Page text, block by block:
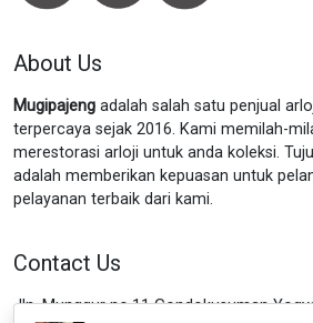
About Us
Mugipajeng adalah salah satu penjual
terpercaya sejak 2016. Kami memilah-
merestorasi arloji untuk anda koleksi.
adalah memberikan kepuasan untuk
pelayanan terbaik dari kami.
Contact Us
Jln. Munggur no.11 Gondokusuman